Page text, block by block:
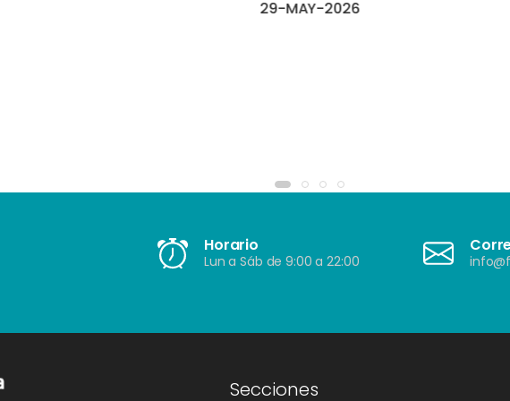
29-MAY-2026
Horario
Lun a Sáb de 9:00 a 22:00
Secciones